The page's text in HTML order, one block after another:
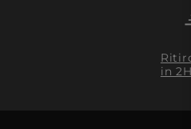
in 2H